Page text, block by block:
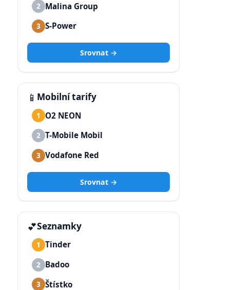
2 Malina Group
3 S-Power
Srovnat →
📱 Mobilní tarify
1 O2 NEON
2 T-Mobile Mobil
3 Vodafone Red
Srovnat →
💕Seznamky
1 Tinder
2 Badoo
3 Štístko